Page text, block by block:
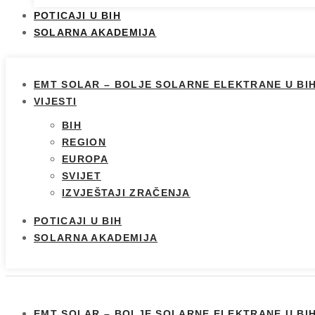
POTICAJI U BIH
SOLARNA AKADEMIJA
EMT SOLAR – BOLJE SOLARNE ELEKTRANE U
VIJESTI
BIH
REGION
EUROPA
SVIJET
IZVJEŠTAJI ZRAČENJA
POTICAJI U BIH
SOLARNA AKADEMIJA